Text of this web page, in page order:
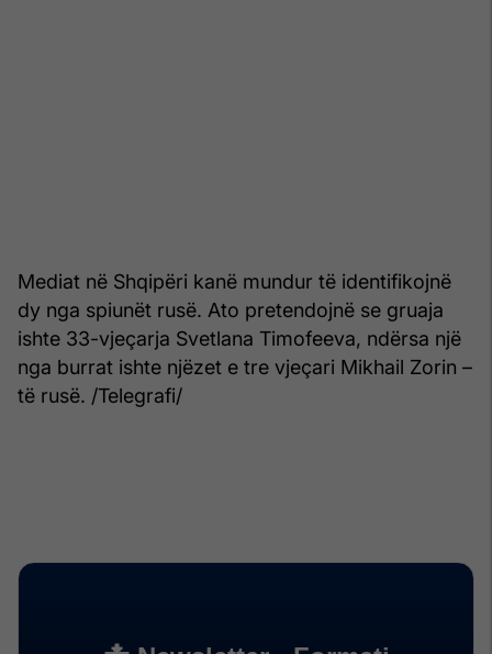
Mediat në Shqipëri kanë mundur të identifikojnë
dy nga spiunët rusë. Ato pretendojnë se gruaja
ishte 33-vjeçarja Svetlana Timofeeva, ndërsa një
nga burrat ishte njëzet e tre vjeçari Mikhail Zorin –
të rusë. /Telegrafi/